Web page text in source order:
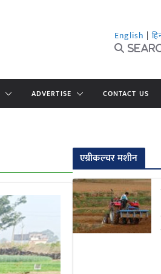
English |
ADVERTISE CONTACT US
एग्रीकल्चर मशीन